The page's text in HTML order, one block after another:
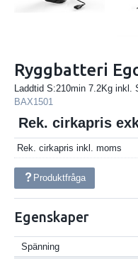
Ryggbatteri
Laddtid S:210min 7.2Kg inkl.
BAX1501
Rek. cirkapris
Rek. cirkapris inkl. moms
Produktfråga
Egenskaper
Spänning